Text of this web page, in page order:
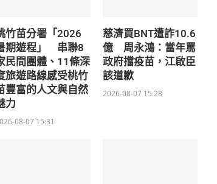
竹苗分署「2026
期遊程」 串聯8
民間團體、11條深
旅遊路線感受桃竹
豐富的人文與自然
力
08-07 15:31
慈濟買BNT遭詐10.6
億 周永鴻：當年罵
政府擋疫苗，江啟臣
該道歉
2026-08-07 15:28